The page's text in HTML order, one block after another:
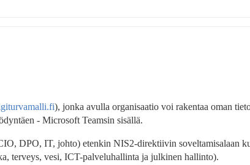
), jonka avulla organisaatio voi rakentaa oman
- Microsoft Teamsin sisällä.
DPO, IT, johto) etenkin NIS2-direktiivin soveltamisalaan
terveys, vesi, ICT-palveluhallinta ja julkinen hallinto).